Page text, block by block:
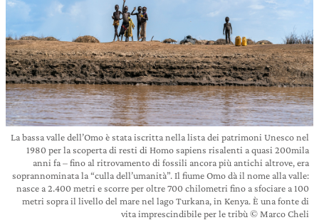
La bassa valle dell’Omo è stata iscritta nella lista dei patrimoni Unesco nel
1980 per la scoperta di resti di Homo sapiens risalenti a quasi 200mila
anni fa – fino al ritrovamento di fossili ancora più antichi altrove, era
soprannominata la “culla dell’umanità”. Il fiume Omo dà il nome alla valle:
nasce a 2.400 metri e scorre per oltre 700 chilometri fino a sfociare a 100
metri sopra il livello del mare nel lago Turkana, in Kenya. È una fonte di
vita imprescindibile per le tribù © Marco Cheli